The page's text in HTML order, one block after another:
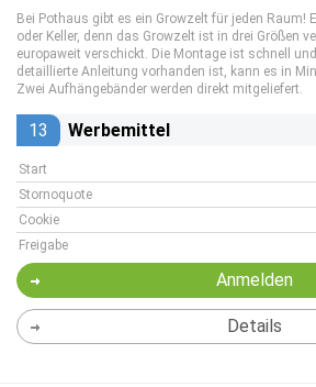
Bei Pothaus gibt es ein Growzelt für jeden Raum!
oder Keller, denn das Growzelt ist in drei Größen
europaweit verschickt. Die Montage ist schnell
detaillierte Anleitung vorhanden ist, kann es in
Zwei Aufhängebänder werden direkt mitgeliefert.
13 Werbemittel
Start
Stornoquote
Cookie
Freigabe
Anmelden
Details